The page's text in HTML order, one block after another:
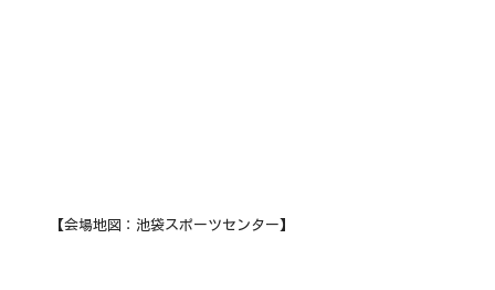
【会場地図：池袋スポーツセンター】